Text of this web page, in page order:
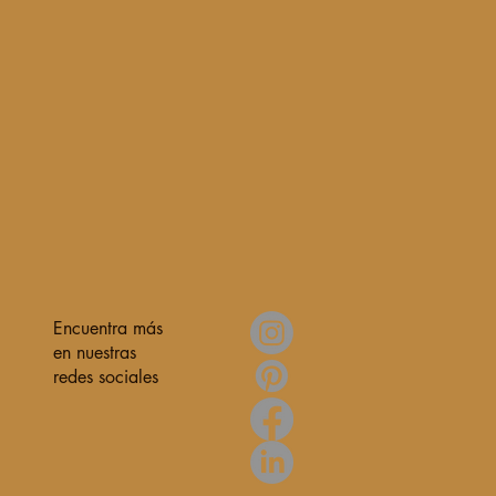
Encuentra más
en nuestras
redes sociales